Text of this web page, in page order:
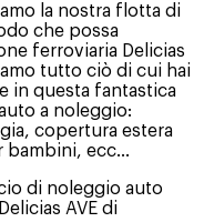
la nostra flotta di
che possa
ferroviaria Delicias
tutto ciò di cui hai
in questa fantastica
a noleggio:
copertura estera
bambini, ecc...
di noleggio auto
AVE di